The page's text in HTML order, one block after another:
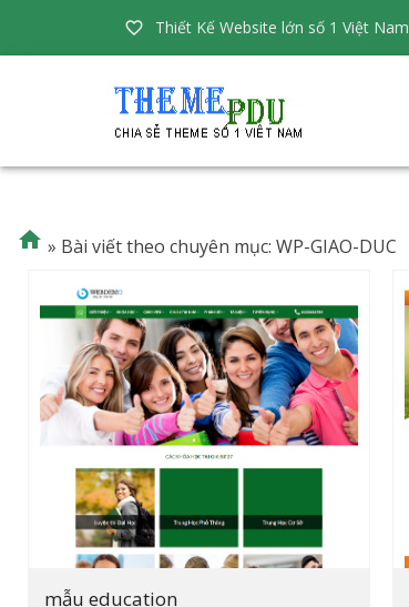
 Thiết Kế Website lớn số 1 Việt Nam
 » Bài viết theo chuyên mục: WP-GIAO-DUC
mẫu education